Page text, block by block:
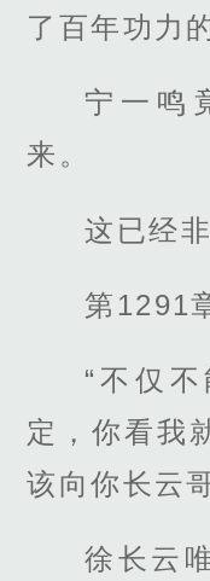
了百年功力
宁一鸣
来。
这已经
第1291
“不仅
定，你看我
该向你长云
徐长云